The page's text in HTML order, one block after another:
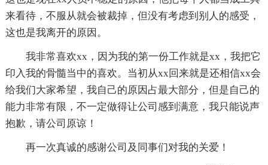
来看待，不服从就会被裁掉，但没有考虑到别人的感受，
这也是我离开的原因。
我非常喜欢xx，因为我的第一份工作就是xx，我把它
印入我的骨髓当中的喜欢。当初从xx回来就是还相信xx会
给我们大家希望，我自己的原因占最大部分，但是自己的
能力非常有限，不一定做得让公司感到满意，我只能说声
抱歉，请公司原谅！
再一次真诚的感谢公司及同事们对我的关爱！